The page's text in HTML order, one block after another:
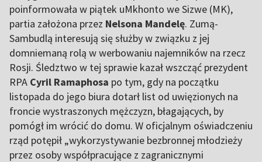
poinformowała w piątek uMkhonto we Sizwe (MK),
partia założona przez Nelsona Mandelę. Zumą-
Sambudlą interesują się służby w związku z jej
domniemaną rolą w werbowaniu najemników na rzecz
Rosji. Śledztwo w tej sprawie kazał wszcząć prezydent
RPA Cyril Ramaphosa po tym, gdy na początku
listopada do jego biura dotarł list od uwięzionych na
froncie wystraszonych mężczyzn, błagających, by
pomógł im wrócić do domu. W oficjalnym oświadczeniu
rząd potępił „wykorzystywanie bezbronnej młodzieży
przez osoby współpracujące z zagranicznymi